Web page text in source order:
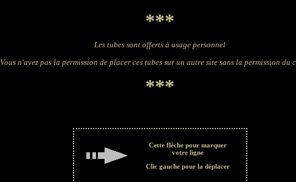
***
Les tubes sont offerts à usage personnel
Vous n'avez pas la permission de placer ces tubes sur un autre site sans la permission du
***
Cette flèche pour marquer
votre ligne
Clic gauche pour la déplacer